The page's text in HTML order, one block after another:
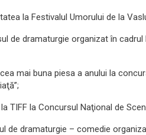
la Festivalul Umorului de la
de dramaturgie organizat în
mai buna piesa a anului la
TIFF la Concursul Naţional de
de dramaturgie – comedie